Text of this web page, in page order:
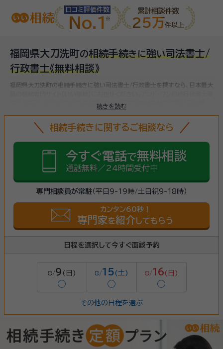
口コミ評価件数
No.1
累計相談件数
25万件以上
福岡県大刀洗町の相続手続き に強い司法書士/
行政書士《無料相談》
続きを読む
福岡県大刀洗町の相続手続きに強い司法書士/行政書士を探すなら、日本最大
大刀洗町(福岡県)で対応可能な相続手続きに強い司法書
引き継ぐために必要な手続きです。相続人・相続財産の確認、遺言書の確認、
遺産分割協議、相続財産の名義変更、相続税の申告・納税（相続財産が基礎控
相続手続きに関するご相談なら
今すぐ電話で無料相談
通話無料／24時間受付中
専門相談員が常駐（平日9-19時/土日祝9-18時）
カンタン60秒！
専門家を紹介 してもらう
日程を選択して今すぐ面談予約
8/9 (日)
◯
8/15(土)
◯
8/16 (日)
◯
その他の日程を選ぶ